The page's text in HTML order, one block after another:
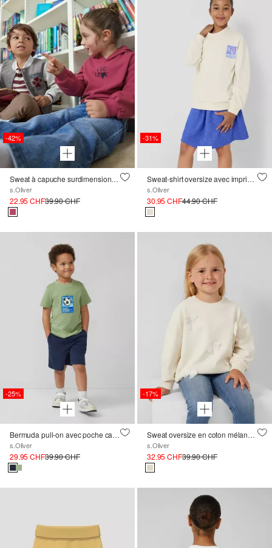
-42%
Sweat à capuche surdimensionné avec impression sur le devant et dans le dos
s.Oliver
22.95 CHF39.90 CHF
-31%
Sweat-shirt oversize avec imprimé devant et dos
s.Oliver
30.95 CHF44.90 CHF
-25%
Bermuda pull-on avec poche cargo
s.Oliver
29.95 CHF39.90 CHF
-17%
Sweat oversize en coton mélangé avec applications de nœuds
s.Oliver
32.95 CHF39.90 CHF